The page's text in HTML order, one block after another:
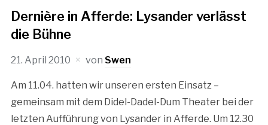
Dernière in Afferde: Lysander verlässt
die Bühne
21. April 2010 von Swen
Am 11.04. hatten wir unseren ersten Einsatz –
gemeinsam mit dem Didel-Dadel-Dum Theater bei der
letzten Aufführung von Lysander in Afferde. Um 12.30